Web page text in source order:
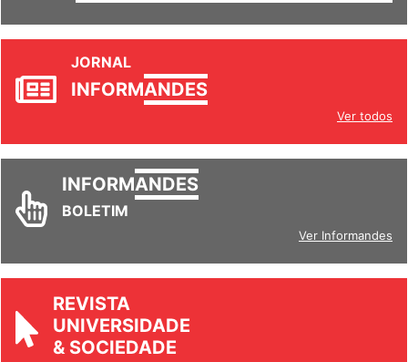
JORNAL
INFORMANDES
Ver todos
INFORMANDES
BOLETIM
Ver Informandes
REVISTA
UNIVERSIDADE
& SOCIEDADE